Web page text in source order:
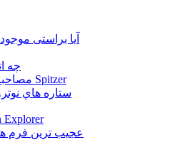
آیا براستی
چه
مصاحبه ای با تلسکوپ فضایی Spitzer
ستاره هاي
Explorer
عجیب ترین فرم